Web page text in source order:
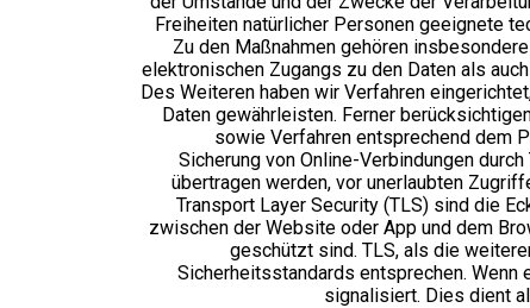
Freiheiten natürlicher Personen geeignete
Zu den Maßnahmen gehören
elektronischen Zugangs zu den Daten als
Des Weiteren haben wir Verfahren
Daten gewährleisten. Ferner
sowie Verfahren entsprechend dem
Sicherung von Online-Verbindungen
übertragen werden, vor unerlaubten
Transport Layer Security (TLS) sind die
zwischen der Website oder App und dem
geschützt sind. TLS, als die
Sicherheitsstandards entsprechen.
signalisiert. Dies dient